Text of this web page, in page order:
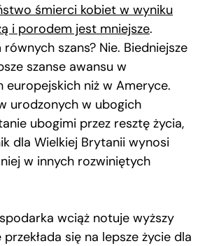
śmierci kobiet w wyniku
i porodem jest mniejsze.
szans? Nie. Biedniejsze
szanse awansu w
europejskich niż w Ameryce.
urodzonych w ubogich
ubogimi przez resztę życia,
dla Wielkiej Brytanii wynosi
w innych rozwiniętych
wciąż notuje wyższy
się na lepsze życie dla